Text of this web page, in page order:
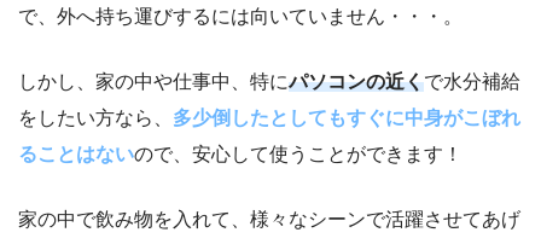
で、外へ持ち運びするには向いていません・・・。
しかし、家の中や仕事中、特にパソコンの近くで水分補給
をしたい方なら、 多少倒したとしてもすぐに中身がこぼれ
ることはないので、安心して使うことができます！
家の中で飲み物を入れて、様々なシーンで活躍させてあげ